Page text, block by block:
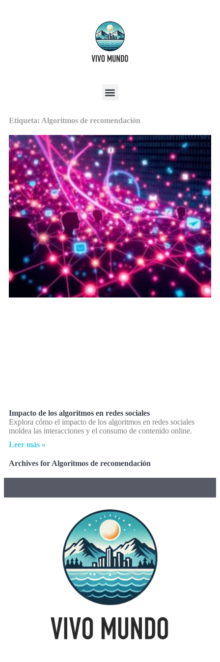
Etiqueta: Algoritmos de recomendación
Impacto de los algoritmos en redes sociales
Explora cómo el impacto de los algoritmos en redes sociales
moldea las interacciones y el consumo de contenido online.
Leer más »
Archives for Algoritmos de recomendación